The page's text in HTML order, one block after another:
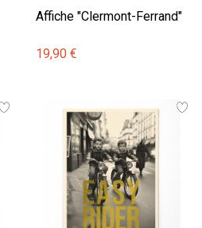
Affiche "Clermont-Ferrand"
19,90 €